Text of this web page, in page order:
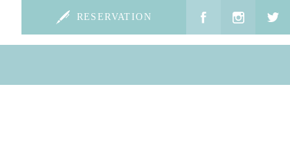
RESERVATION